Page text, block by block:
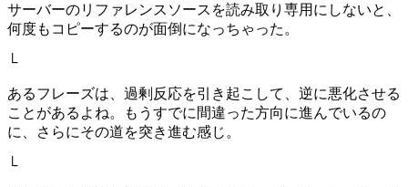
サーバーのリファレンスソースを読み取り専用にしないと、
何度もコピーするのが面倒になっちゃった。
└
あるフレーズは、過剰反応を引き起こして、逆に悪化させる
ことがあるよね。もうすでに間違った方向に進んでいるの
に、さらにその道を突き進む感じ。
└